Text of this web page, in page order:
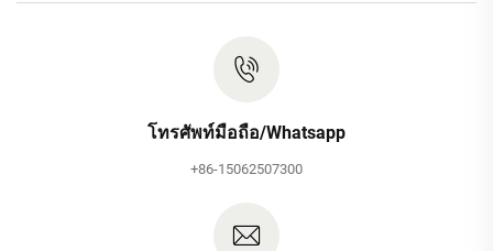
โทรศัพท์มือถือ/Whatsapp
+86-15062507300